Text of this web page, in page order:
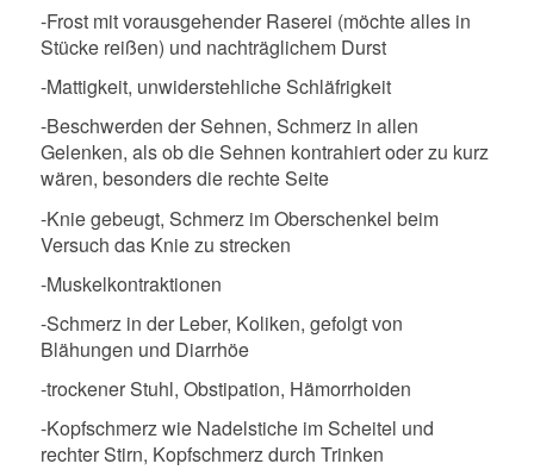
-Frost mit vorausgehender Raserei (möchte alles in
Stücke reißen) und nachträglichem Durst
-Mattigkeit, unwiderstehliche Schläfrigkeit
-Beschwerden der Sehnen, Schmerz in allen
Gelenken, als ob die Sehnen kontrahiert oder zu kurz
wären, besonders die rechte Seite
-Knie gebeugt, Schmerz im Oberschenkel beim
Versuch das Knie zu strecken
-Muskelkontraktionen
-Schmerz in der Leber, Koliken, gefolgt von
Blähungen und Diarrhöe
-trockener Stuhl, Obstipation, Hämorrhoiden
-Kopfschmerz wie Nadelstiche im Scheitel und
rechter Stirn, Kopfschmerz durch Trinken